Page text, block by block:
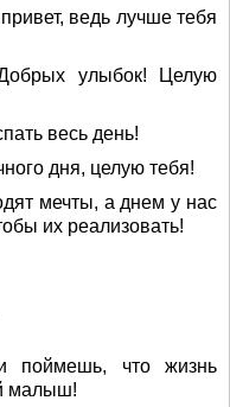
ведь лучше тебя
улыбок! Целую
весь день!
дня, целую тебя!
мечты, а днем у нас
их реализовать!
поймешь, что жизнь
малыш!